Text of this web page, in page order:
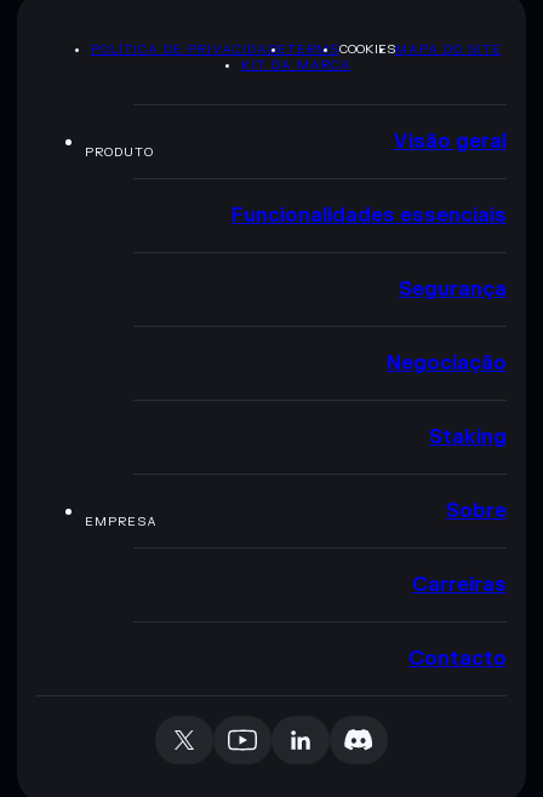
POLÍTICA DE PRIVACIDADETERMSCOOKIESMAPA DO SITE
KIT DA MARCA
PRODUTO Visão geral
Funcionalidades essenciais
Segurança
Negociação
Staking
EMPRESA Sobre
Carreiras
Contacto